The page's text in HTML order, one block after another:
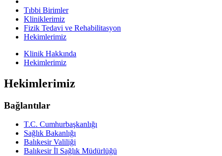
Tıbbi Birimler
Kliniklerimiz
Fizik Tedavi ve Rehabilitasyon
Hekimlerimiz
Klinik Hakkında
Hekimlerimiz
Hekimlerimiz
Bağlantılar
T.C. Cumhurbaşkanlığı
Sağlık Bakanlığı
Balıkesir Valiliği
Balıkesir İl Sağlık Müdürlüğü